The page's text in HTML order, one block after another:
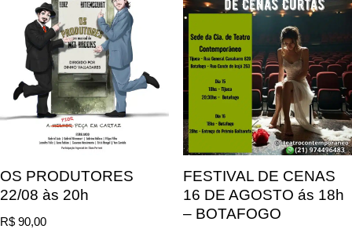
OS PRODUTORES
22/08 às 20h
R$ 90,00
FESTIVAL DE CENAS
16 DE AGOSTO ás 18h
– BOTAFOGO